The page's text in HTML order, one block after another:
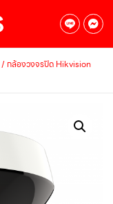
/ กล้องวงจรปิด Hikvision